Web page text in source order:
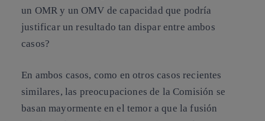
un OMR y un OMV de capacidad que podría
justificar un resultado tan dispar entre ambos
casos?
En ambos casos, como en otros casos recientes
similares, las preocupaciones de la Comisión se
basan mayormente en el temor a que la fusión